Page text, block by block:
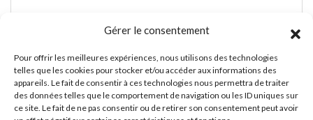
Gérer le consentement
Pour offrir les meilleures expériences, nous utilisons des technologies
telles que les cookies pour stocker et/ou accéder aux informations des
appareils. Le fait de consentir à ces technologies nous permettra de traiter
des données telles que le comportement de navigation ou les ID uniques sur
ce site. Le fait de ne pas consentir ou de retirer son consentement peut avoir
A PROPOS DE NOUS
A propos